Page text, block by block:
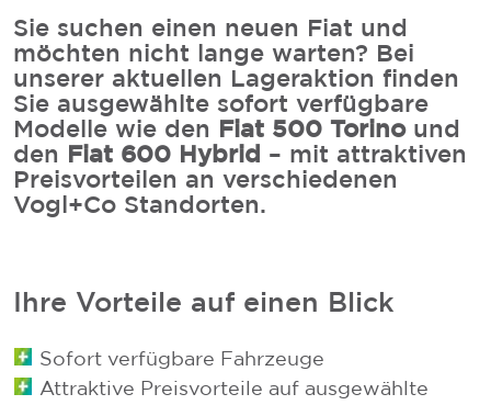
Sie suchen einen neuen Fiat und
möchten nicht lange warten? Bei
unserer aktuellen Lageraktion finden
Sie ausgewählte sofort verfügbare
Modelle wie den Fiat 500 Torinound
den Fiat 600 Hybrid – mit attraktiven
Preisvorteilen an verschiedenen
Vogl+Co Standorten.
Ihre Vorteile auf einen Blick
Sofort verfügbare Fahrzeuge
Attraktive Preisvorteile auf ausgewählte